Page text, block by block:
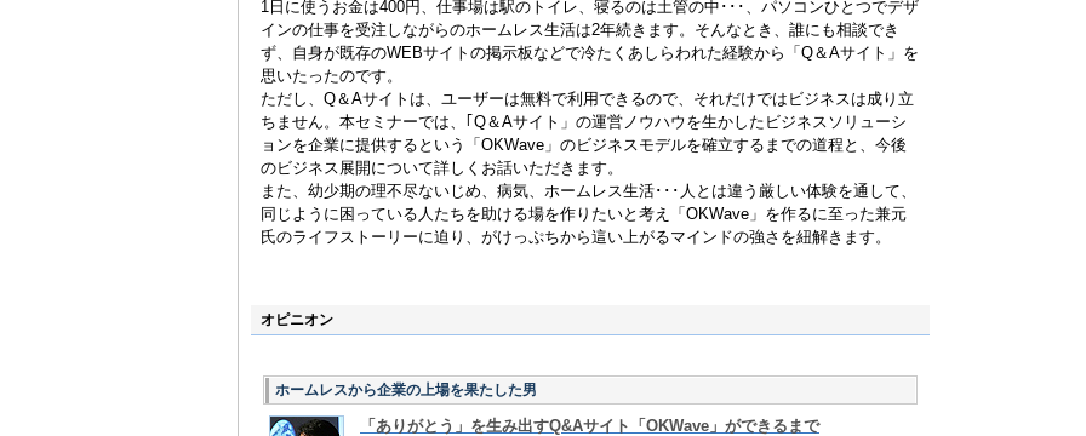
1日に使うお金は400円、仕事場は駅のトイレ、寝るのは土管の中･･･、パソコンひとつでデザ
インの仕事を受注しながらのホームレス生活は2年続きます。そんなとき、誰にも相談でき
ず、自身が既存のWEBサイトの掲示板などで冷たくあしらわれた経験から「Q＆Aサイト」を
思いたったのです。
ただし、Q＆Aサイトは、ユーザーは無料で利用できるので、それだけではビジネスは成り立
ちません。本セミナーでは、｢Q＆Aサイト」の運営ノウハウを生かしたビジネスソリューシ
ョンを企業に提供するという「OKWave」のビジネスモデルを確立するまでの道程と、今後
のビジネス展開について詳しくお話いただきます。
また、幼少期の理不尽ないじめ、病気、ホームレス生活･･･人とは違う厳しい体験を通して、
同じように困っている人たちを助ける場を作りたいと考え「OKWave」を作るに至った兼元
氏のライフストーリーに迫り、がけっぷちから這い上がるマインドの強さを紐解きます。
オピニオン
ホームレスから企業の上場を果たした男
「ありがとう」を生み出すQ&Aサイト「OKWave」ができるまで